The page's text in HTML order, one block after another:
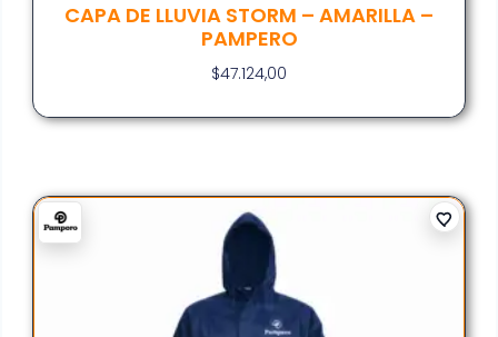
CAPA DE LLUVIA STORM – AMARILLA –
PAMPERO
$47.124,00